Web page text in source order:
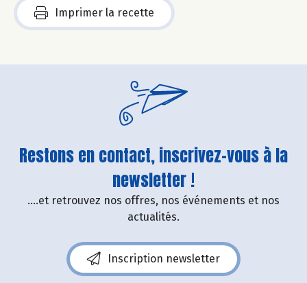
Imprimer la recette
Restons en contact, inscrivez-vous à la
newsletter !
....et retrouvez nos offres, nos événements et nos
actualités.
Inscription newsletter